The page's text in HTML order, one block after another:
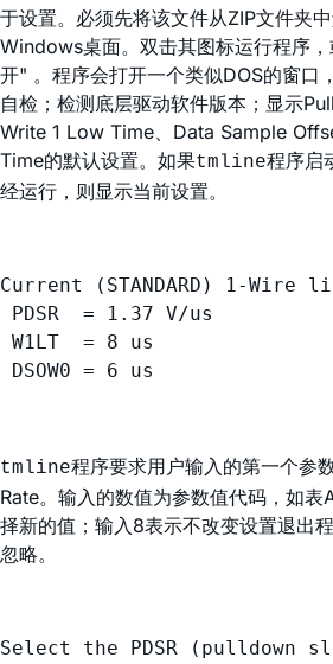
于设置。必须先将该文件从ZIP文件夹
Windows桌面。双击其图标运行程序
开" 。程序会打开一个类似DOS的窗口
自检；检测底层驱动软件版本；显示
Write 1 Low Time、Data Sample
Time的默认设置。如果tmline程序启
经运行，则显示当前设置。
Current (STANDARD) 1-Wire
PDSR  = 1.37 V/us
W1LT  = 8 us
tmline程序要求用户输入的第一个参
Rate。输入的数值为参数值代码，如
择新的值；输入8表示不改变设置退出
忽略。
Select the PDSR (pulldown